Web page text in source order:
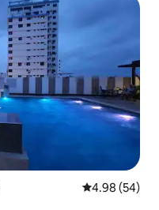
レビュー54
4.98 (54)